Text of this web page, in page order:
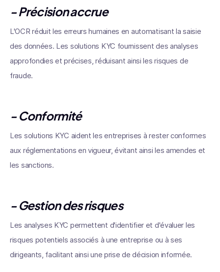
- Précision accrue
L'OCR réduit les erreurs humaines en automatisant la saisie
des données. Les solutions KYC fournissent des analyses
approfondies et précises, réduisant ainsi les risques de
fraude.
- Conformité
Les solutions KYC aident les entreprises à rester conformes
aux réglementations en vigueur, évitant ainsi les amendes et
les sanctions.
- Gestion des risques
Les analyses KYC permettent d'identifier et d'évaluer les
risques potentiels associés à une entreprise ou à ses
dirigeants, facilitant ainsi une prise de décision informée.